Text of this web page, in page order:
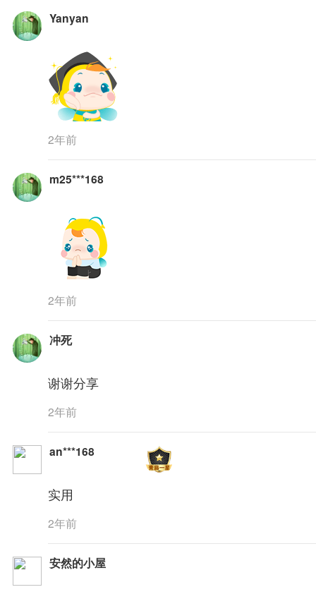
Yanyan
2年前
m25***168
2年前
冲死
谢谢分享
2年前
an***168
实用
2年前
安然的小屋